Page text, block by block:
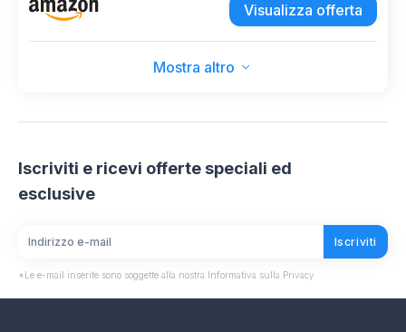
Inchiostro Lavabile Atossico, Idea Regalo
Visualizza offerta
Mostra altro
Iscriviti e ricevi offerte speciali ed
esclusive
Iscriviti
*Le e-mail inserite sono soggette alla nostra Informativa sulla Privacy